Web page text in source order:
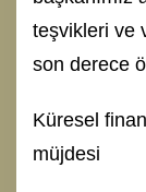
teşvikleri ve
son derece
Küresel
müjdesi